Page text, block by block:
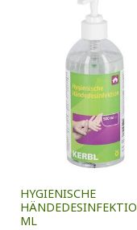
HYGIENISCHE
ML